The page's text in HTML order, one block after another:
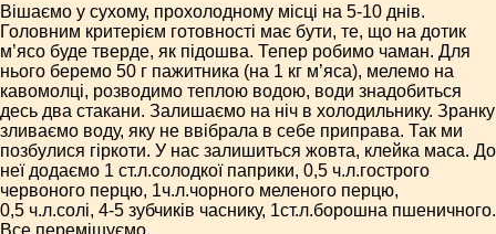
Вішаємо у сухому, прохолодному місці на 5-10 днів.
Головним критерієм готовності має бути, те, що на дотик
м’ясо буде тверде, як підошва. Тепер робимо чаман. Для
нього беремо 50 г пажитника (на 1 кг м’яса), мелемо на
кавомолці, розводимо теплою водою, води знадобиться
десь два стакани. Залишаємо на ніч в холодильнику. Зранку
зливаємо воду, яку не ввібрала в себе приправа. Так ми
позбулися гіркоти. У нас залишиться жовта, клейка маса. До
неї додаємо 1 ст.л.солодкої паприки, 0,5 ч.л.гострого
червоного перцю, 1ч.л.чорного меленого перцю,
0,5 ч.л.солі, 4-5 зубчиків часнику, 1ст.л.борошна пшеничного.
Все перемішуємо.